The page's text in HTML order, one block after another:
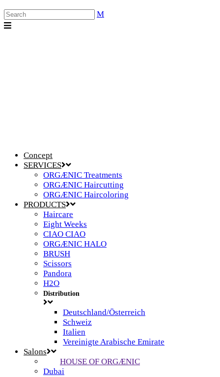
Concept
SERVICES
ORGÆNIC Treatments
ORGÆNIC Haircutting
ORGÆNIC Haircoloring
PRODUCTS
Haircare
Eight Weeks
CIAO CIAO
ORGÆNIC HALO
BRUSH
Scissors
Pandora
H2O
Distribution
Deutschland/Österreich
Schweiz
Italien
Vereinigte Arabische Emirate
Salons
HOUSE OF ORGÆNIC
Dubai